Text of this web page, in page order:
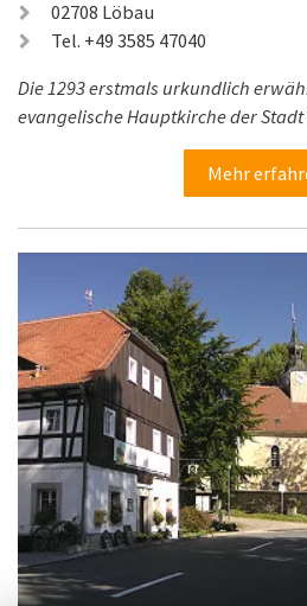
02708 Löbau
Tel. +49 3585 47040
Die 1293 erstmals urkundlich
evangelische Hauptkirche der Stadt
Mehr